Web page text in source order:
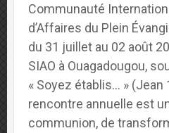
Communauté
d’Affaires du Plein
du 31 juillet au 02 août
SIAO à Ouagadougou,
« Soyez établis… » (Jean
rencontre annuelle est
communion, de